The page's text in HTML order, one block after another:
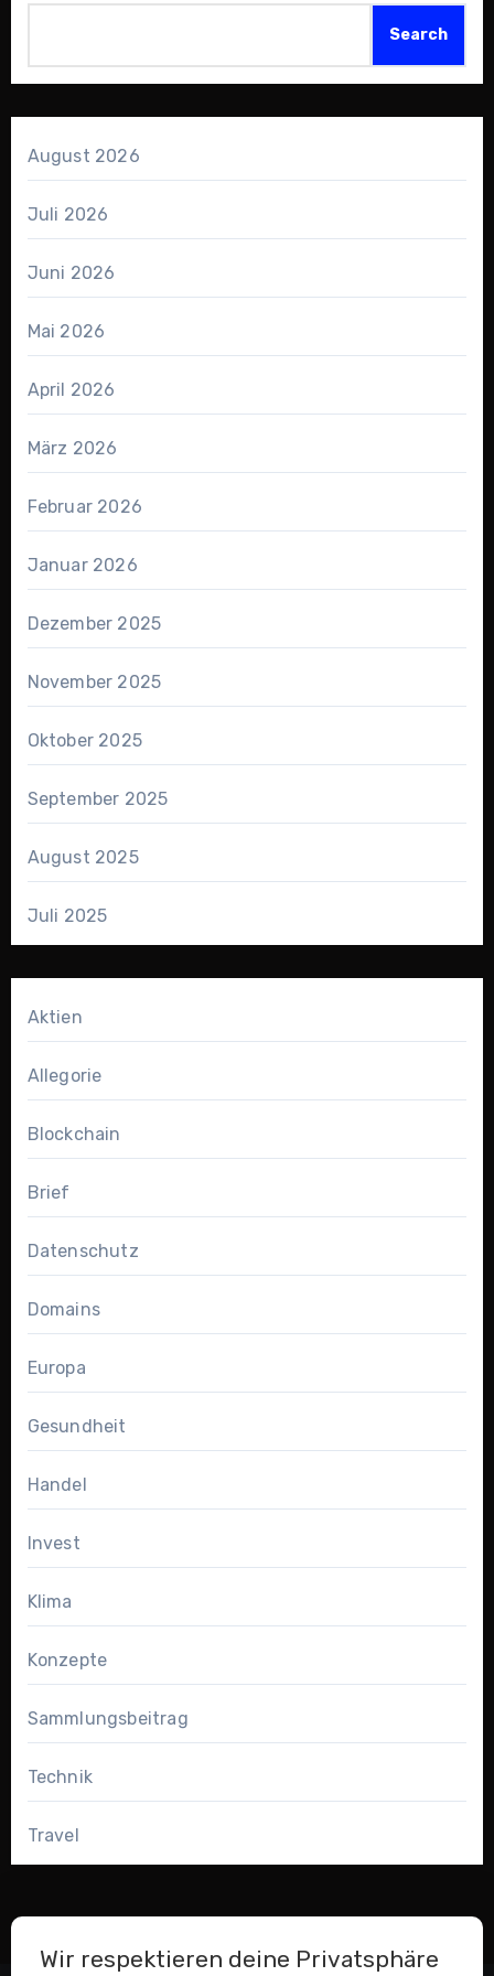
Search
August 2026
Juli 2026
Juni 2026
Mai 2026
April 2026
März 2026
Februar 2026
Januar 2026
Dezember 2025
November 2025
Oktober 2025
September 2025
August 2025
Juli 2025
Aktien
Allegorie
Blockchain
Brief
Datenschutz
Domains
Europa
Gesundheit
Handel
Invest
Klima
Konzepte
Sammlungsbeitrag
Technik
Travel
Wir respektieren deine Privatsphäre